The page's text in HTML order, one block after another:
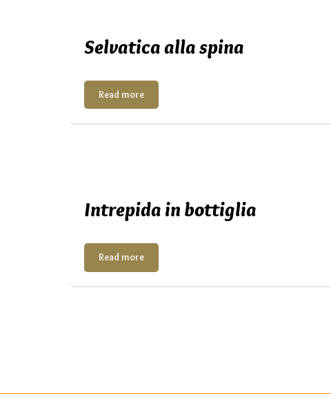
Selvatica alla spina
Read more
Intrepida in bottiglia
Read more